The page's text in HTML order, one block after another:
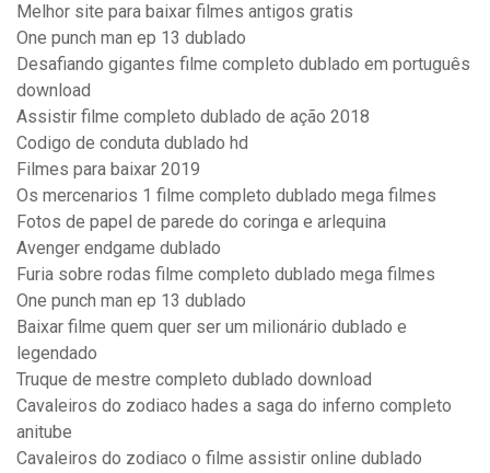
Melhor site para baixar filmes antigos gratis
One punch man ep 13 dublado
Desafiando gigantes filme completo dublado em português
download
Assistir filme completo dublado de ação 2018
Codigo de conduta dublado hd
Filmes para baixar 2019
Os mercenarios 1 filme completo dublado mega filmes
Fotos de papel de parede do coringa e arlequina
Avenger endgame dublado
Furia sobre rodas filme completo dublado mega filmes
One punch man ep 13 dublado
Baixar filme quem quer ser um milionário dublado e
legendado
Truque de mestre completo dublado download
Cavaleiros do zodiaco hades a saga do inferno completo
anitube
Cavaleiros do zodiaco o filme assistir online dublado